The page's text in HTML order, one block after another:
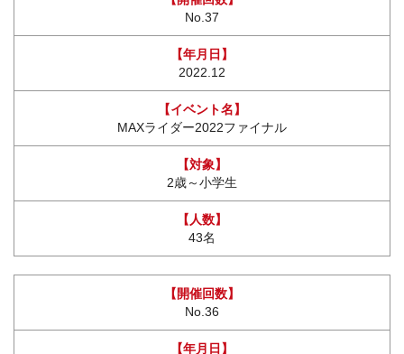
No.37
2022.12
MAXライダー2022ファイナル
2歳～小学生
43名
No.36